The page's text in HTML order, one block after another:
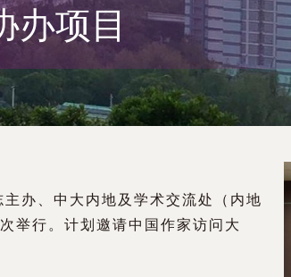
办项目
办、中大内地及学术交流处（内地
举行。计划邀请中国作家访问大